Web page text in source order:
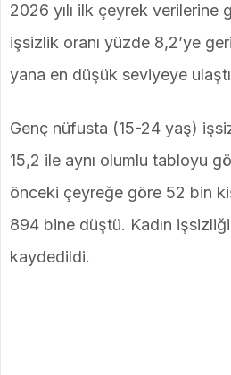
2026 yılı ilk çeyrek verilerine
işsizlik oranı yüzde 8,2’ye
yana en düşük seviyeye
Genç nüfusta (15-24 yaş)
15,2 ile aynı olumlu tabloyu
önceki çeyreğe göre 52 bin
894 bine düştü. Kadın
kaydedildi.